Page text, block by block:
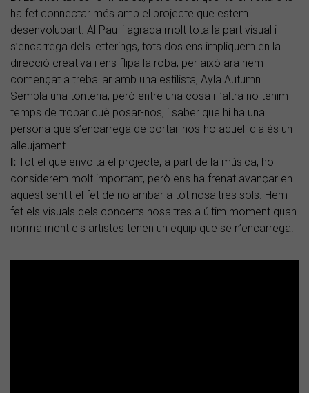
ha fet connectar més amb el projecte que estem
desenvolupant. Al Pau li agrada molt tota la part visual i
s’encarrega dels letterings, tots dos ens impliquem en la
direcció creativa i ens flipa la roba, per això ara hem
començat a treballar amb una estilista, Ayla Autumn.
Sembla una tonteria, però entre una cosa i l’altra no tenim
temps de trobar què posar-nos, i saber que hi ha una
persona que s’encarrega de portar-nos-ho aquell dia és un
alleujament.
I: Tot el que envolta el projecte, a part de la música, ho
considerem molt important, però ens ha frenat avançar en
aquest sentit el fet de no arribar a tot nosaltres sols. Hem
fet els visuals dels concerts nosaltres a últim moment quan
normalment els artistes tenen un equip que se n’encarrega.